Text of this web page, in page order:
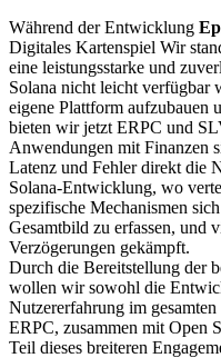
Während der Entwicklung
Digitales Kartenspiel Wir
eine leistungsstarke und
Solana nicht leicht verfügbar
eigene Plattform aufzubauen
bieten wir jetzt ERPC und
Anwendungen mit Finanzen
Latenz und Fehler direkt die
Solana-Entwicklung, wo
spezifische Mechanismen
Gesamtbild zu erfassen, und
Verzögerungen gekämpft.
Durch die Bereitstellung der
wollen wir sowohl die
Nutzererfahrung im
ERPC, zusammen mit Open
Teil dieses breiteren